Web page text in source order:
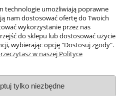
Pomoc
technologie umożliwiają poprawne
nam dostosować ofertę do Twoich
wykorzystanie przez nas
do sklepu lub dostosować użycie
wybierając opcję "Dostosuj zgody".
w naszej Polityce
tylko niezbędne